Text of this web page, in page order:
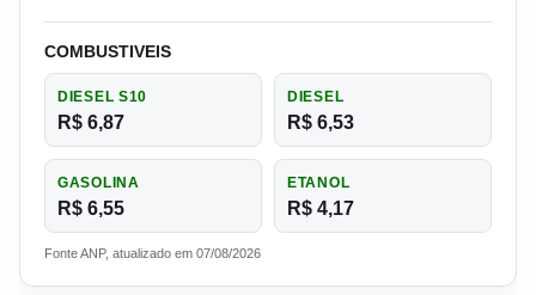
COMBUSTIVEIS
DIESEL S10
R$ 6,87
DIESEL
R$ 6,53
GASOLINA
R$ 6,55
ETANOL
R$ 4,17
Fonte ANP, atualizado em 07/08/2026